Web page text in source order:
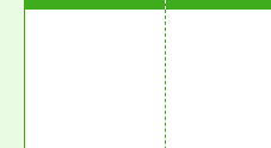
説明会・イベント情報